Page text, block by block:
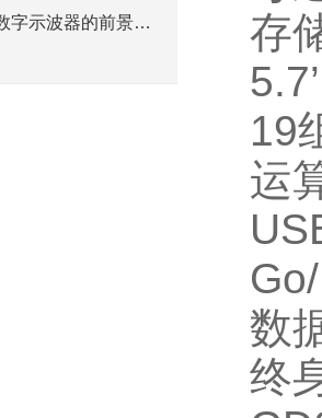
罗德与施瓦茨数字示波器的前景和发展怎样？
存
19
运
数
终